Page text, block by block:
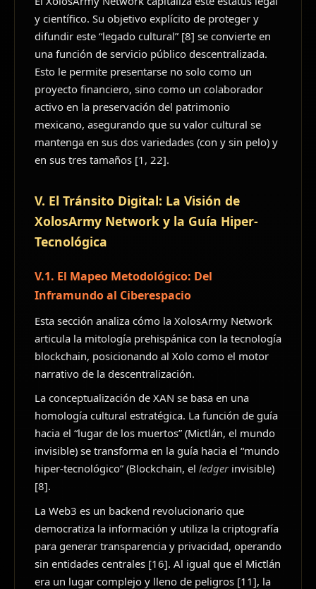
y científico. Su objetivo explícito de proteger y
difundir este “legado cultural” [8] se convierte en
una función de servicio público descentralizada.
Esto le permite presentarse no solo como un
proyecto financiero, sino como un colaborador
activo en la preservación del patrimonio
mexicano, asegurando que su valor cultural se
mantenga en sus dos variedades (con y sin pelo) y
en sus tres tamaños [1, 22].
V. El Tránsito Digital: La Visión de
XolosArmy Network y la Guía Hiper-
Tecnológica
V.1. El Mapeo Metodológico: Del
Inframundo al Ciberespacio
Esta sección analiza cómo la XolosArmy Network
articula la mitología prehispánica con la tecnología
blockchain, posicionando al Xolo como el motor
narrativo de la descentralización.
La conceptualización de XAN se basa en una
homología cultural estratégica. La función de guía
hacia el “lugar de los muertos” (Mictlán, el mundo
invisible) se transforma en la guía hacia el “mundo
hiper-tecnológico” (Blockchain, el ledgerinvisible)
[8].
La Web3 es un backend revolucionario que
democratiza la información y utiliza la criptografía
para generar transparencia y privacidad, operando
sin entidades centrales [16]. Al igual que el Mictlán
era un lugar complejo y lleno de peligros [11], la